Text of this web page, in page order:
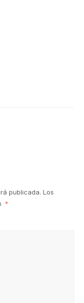
publicada. Los
*